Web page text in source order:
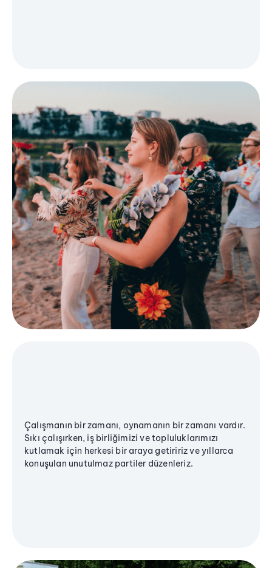
Çalışmanın bir zamanı, oynamanın bir zamanı vardır.
Sıkı çalışırken, iş birliğimizi ve topluluklarımızı
kutlamak için herkesi bir araya getiririz ve yıllarca
konuşulan unutulmaz partiler düzenleriz.